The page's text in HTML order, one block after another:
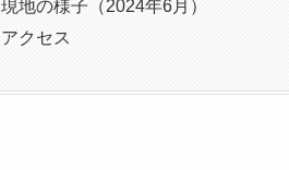
現地の様子（2024年6月）
アクセス